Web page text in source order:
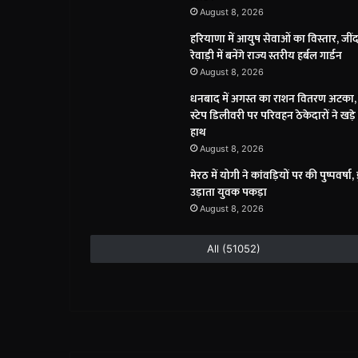
August 8, 2026
हरियाणा में आयुष सेवाओं का विस्तार,
रेवाड़ी में बनेंगे राज्य स्तरीय हर्बल गार्डन
August 8, 2026
धनबाद में अगस्त का राशन वितरण अटका,
स्टेप डिलीवरी पर परिवहन ठेकेदारों ने
हाथ
August 8, 2026
मेरठ में योगी ने कांवड़ियों पर की पुष्पवर्षा,
उड़ाता युवक पकड़ा
August 8, 2026
All (51052)